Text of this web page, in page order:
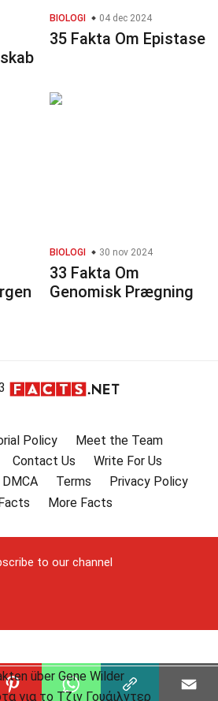
BIOLOGI 04 dec 2024
35 Fakta Om Epistase
BIOLOGI 30 nov 2024
33 Fakta Om
Genomisk Prægning
Policy
Meet the Team
Contact Us
Write For Us
DMCA Terms
Privacy Policy
More Facts
to our channel
über Gene Wilder
για το Τζιν Γουάιλντερ